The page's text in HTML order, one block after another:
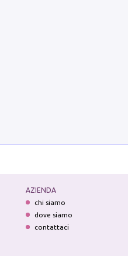
AZIENDA
chi siamo
dove siamo
contattaci